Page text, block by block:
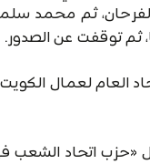
ثم توقفت عن الصدور.